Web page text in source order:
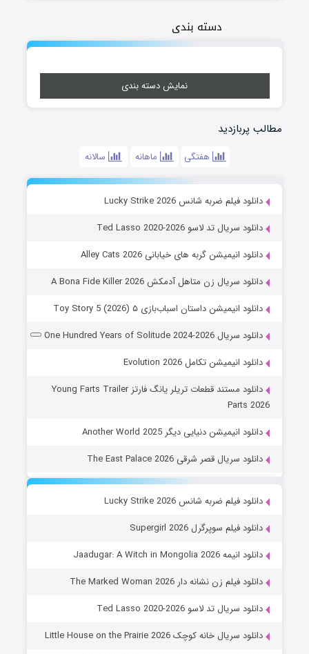
دسته بندی
نمایش دسته بندی
مطالب پربازدید
هفتگی ماهانه سالانه
دانلود فیلم ضربه شانس Lucky Strike 2026
دانلود سریال تد لاسو Ted Lasso 2020-2026
دانلود انیمیشن گربه های خیابانی Alley Cats 2026
دانلود سریال زن متاهل آدمکش A Bona Fide Killer 2026
دانلود انیمیشن داستان اسباب‌بازی ۵ Toy Story 5 (2026)
دانلود سریال One Hundred Years of Solitude 2024-2026
دانلود انیمیشن تکامل Evolution 2026
دانلود مستند قطعات تریلر یانگ فارتز Young Farts Trailer
Parts 2026
دانلود انیمیشن دنیایی دیگر Another World 2025
دانلود سریال قصر شرقی The East Palace 2026
دانلود فیلم ضربه شانس Lucky Strike 2026
دانلود فیلم سوپرگرل Supergirl 2026
دانلود انیمه Jaadugar: A Witch in Mongolia 2026
دانلود فیلم زن نشانه دار The Marked Woman 2026
دانلود سریال تد لاسو Ted Lasso 2020-2026
دانلود سریال خانه کوچک Little House on the Prairie 2026